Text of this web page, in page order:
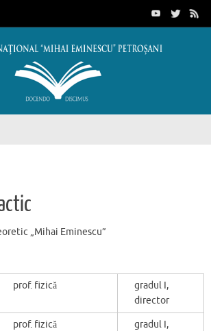
„Mihai Eminescu”
prof. fizică
gradul I,
director
prof. fizică
gradul I,